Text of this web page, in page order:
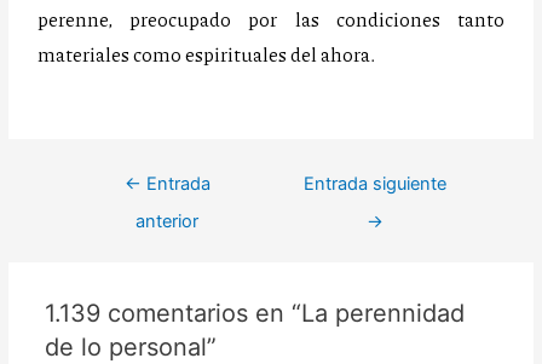
perenne, preocupado por las condiciones tanto
materiales como espirituales del ahora.
← Entrada
anterior
Entrada siguiente
→
1.139 comentarios en “La perennidad
de lo personal”